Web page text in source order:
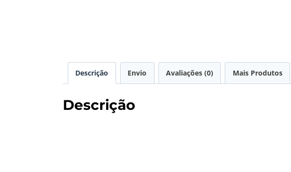
Descrição Envio Avaliações (0) Mais Produtos
Descrição